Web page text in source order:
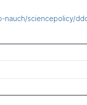
nauch/sciencepolicy/